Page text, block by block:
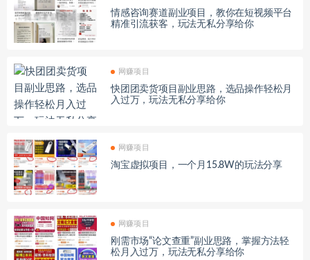
情感咨询赛道副业项目，教你在短视频平台
精准引流获客，玩法无私分享给你
网赚项目
快团团卖货项目副业思路，选品操作轻松月
入过万，玩法无私分享给你
网赚项目
淘宝虚拟项目，一个月15.8W的玩法分享
网赚项目
刚需市场“论文查重”副业思路，掌握方法轻
松月入过万，玩法无私分享给你